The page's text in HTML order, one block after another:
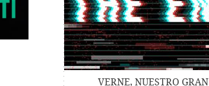
VERNE, NUESTRO GRAN